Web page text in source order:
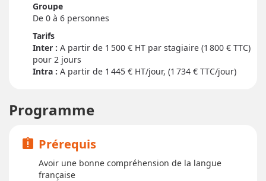
Groupe
De 0 à 6 personnes
Tarifs
Inter :
1 500 € HT par stagiaire (1 800 € TTC)
pour 2 jours
Intra : A partir de 1 445 € HT/jour, (1 734 € TTC/jour)
Programme
assignment_late Prérequis
Avoir une bonne compréhension de la langue
française